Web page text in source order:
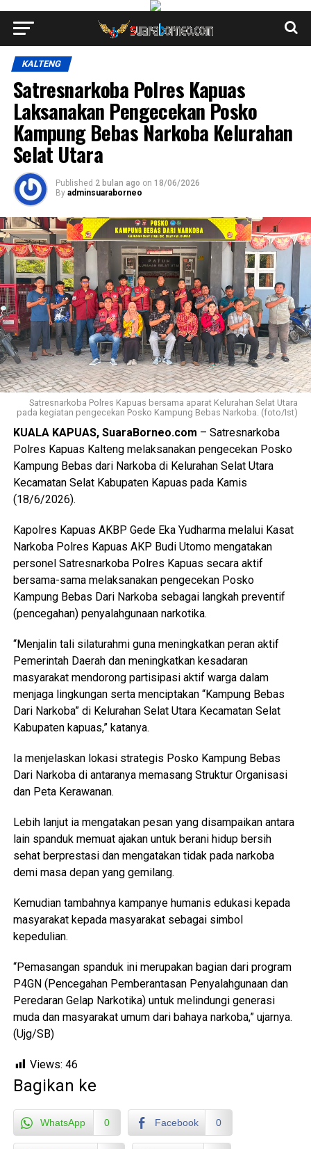
KALTENG
Satresnarkoba Polres Kapuas
Laksanakan Pengecekan Posko
Kampung Bebas Narkoba Kelurahan
Selat Utara
Published 2 bulan ago on 18/06/2026
By adminsuaraborneo
Satresnarkoba Polres Kapuas bersama aparat Kelurahan Selat Utara
pada kegiatan pengecekan Posko Kampung Bebas Narkoba. (foto/Ist)
KUALA KAPUAS, SuaraBorneo.com – Satresnarkoba
Polres Kapuas Kalteng melaksanakan pengecekan Posko
Kampung Bebas dari Narkoba di Kelurahan Selat Utara
Kecamatan Selat Kabupaten Kapuas pada Kamis
(18/6/2026).
Kapolres Kapuas AKBP Gede Eka Yudharma melalui Kasat
Narkoba Polres Kapuas AKP Budi Utomo mengatakan
personel Satresnarkoba Polres Kapuas secara aktif
bersama-sama melaksanakan pengecekan Posko
Kampung Bebas Dari Narkoba sebagai langkah preventif
(pencegahan) penyalahgunaan narkotika.
“Menjalin tali silaturahmi guna meningkatkan peran aktif
Pemerintah Daerah dan meningkatkan kesadaran
masyarakat mendorong partisipasi aktif warga dalam
menjaga lingkungan serta menciptakan “Kampung Bebas
Dari Narkoba” di Kelurahan Selat Utara Kecamatan Selat
Kabupaten kapuas,” katanya.
Ia menjelaskan lokasi strategis Posko Kampung Bebas
Dari Narkoba di antaranya memasang Struktur Organisasi
dan Peta Kerawanan.
Lebih lanjut ia mengatakan pesan yang disampaikan antara
lain spanduk memuat ajakan untuk berani hidup bersih
sehat berprestasi dan mengatakan tidak pada narkoba
demi masa depan yang gemilang.
Kemudian tambahnya kampanye humanis edukasi kepada
masyarakat kepada masyarakat sebagai simbol
kepedulian.
“Pemasangan spanduk ini merupakan bagian dari program
P4GN (Pencegahan Pemberantasan Penyalahgunaan dan
Peredaran Gelap Narkotika) untuk melindungi generasi
muda dan masyarakat umum dari bahaya narkoba,” ujarnya.
(Ujg/SB)
Views: 46
Bagikan ke
WhatsApp 0 Facebook 0